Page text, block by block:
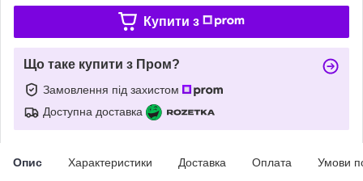
Купити з
Що таке купити з Пром?
Замовлення під захистом
Доступна доставка
Опис Характеристики Доставка Оплата Умови